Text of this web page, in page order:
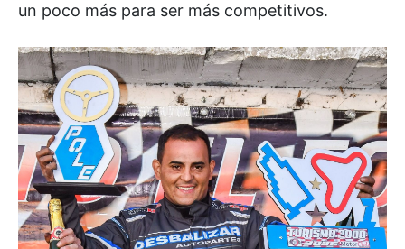
un poco más para ser más competitivos.